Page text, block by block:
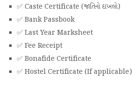
✅ Caste Certificate (જાતિનો દાખલો)
✅ Bank Passbook
✅ Last Year Marksheet
✅ Fee Receipt
✅ Bonafide Certificate
✅ Hostel Certificate (If applicable)